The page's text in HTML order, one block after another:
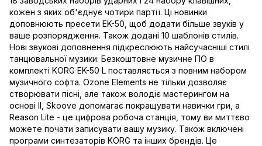
кожен з яких об'єднує чотири партії. Ці новинки
доповнюють пресети EK-50, щоб додати більше звуків у
ваше розпорядження. Також додані 10 шаблонів стилів.
Нові звукові доповнення підкреслюють найсучасніші стилі
танцювальної музики. Безкоштовне музичне ПО в
комплекті KORG EK-50 L поставляється з повним набором
музичного софта. Ozone Elements не тільки дозволяє
створювати пісні, але також володіє мастерингом на
основі ІІ, Skoove допомагає покращувати навички гри, а
Reason Lite - це цифрова робоча станція, тому ви миттєво
можете почати записувати вашу музику. Також включені
програми синтезаторів KORG та інших брендів. Це